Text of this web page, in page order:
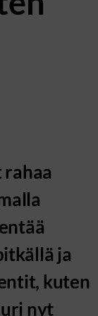
rahaa
ja
kuten
nyt